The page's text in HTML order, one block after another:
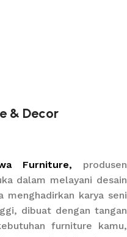
& Decor
Furniture, produsen
dalam melayani desain
menghadirkan karya seni
dibuat dengan tangan
furniture kamu,